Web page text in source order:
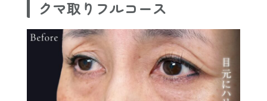
クマ取りフルコース